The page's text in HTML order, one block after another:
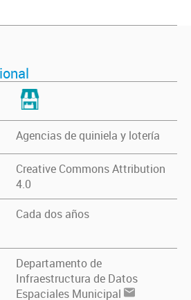
Agencias de quiniela y lotería
Creative Commons Attribution
4.0
Cada dos años
Departamento de
Infraestructura de Datos
Espaciales Municipal